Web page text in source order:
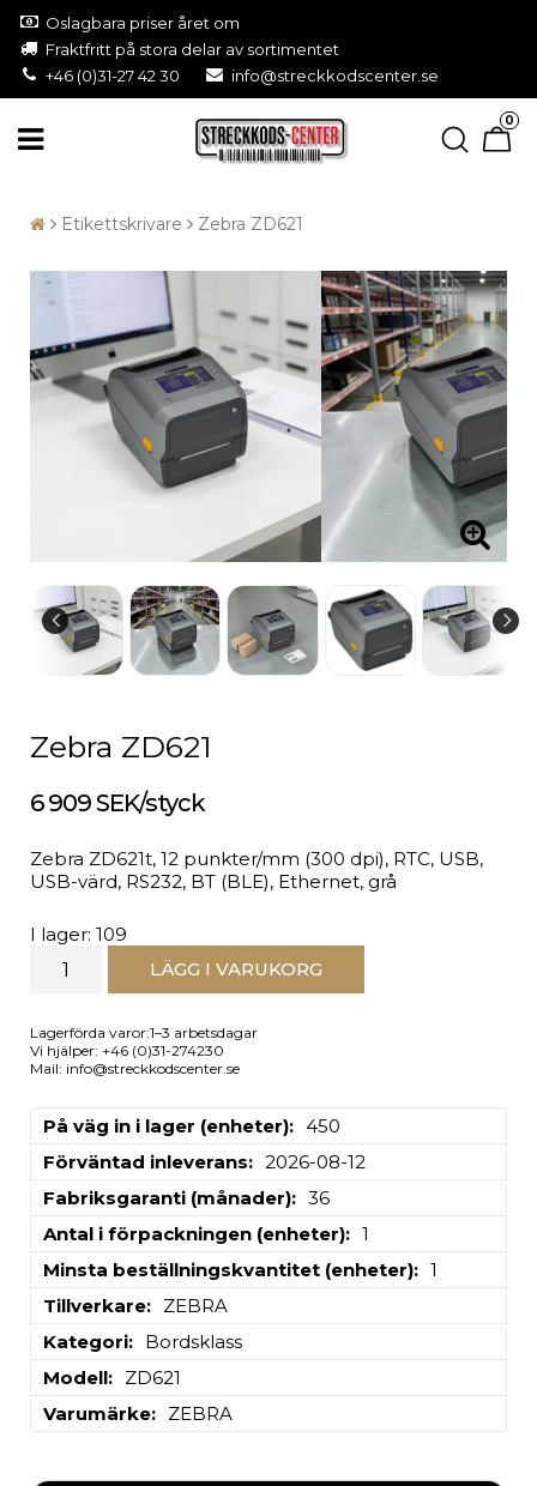
Oslagbara priser året om
Fraktfritt på stora delar av sortimentet
+46 (0)31-27 42 30
info@streckkodscenter.se
0
Etikettskrivare Zebra ZD621
Zebra ZD621
6 909 SEK/styck
Zebra ZD621t, 12 punkter/mm (300 dpi), RTC, USB,
USB-värd, RS232, BT (BLE), Ethernet, grå
I lager: 109
LÄGG I VARUKORG
Lagerförda varor:1–3 arbetsdagar
Vi hjälper: +46 (0)31-274230
Mail: info@streckkodscenter.se
På väg in i lager (enheter)
450
Förväntad inleverans
2026-08-12
Fabriksgaranti (månader)
36
Antal i förpackningen (enheter)
1
Minsta beställningskvantitet (enheter)
1
Tillverkare
ZEBRA
Kategori
Bordsklass
Modell
ZD621
Varumärke
ZEBRA